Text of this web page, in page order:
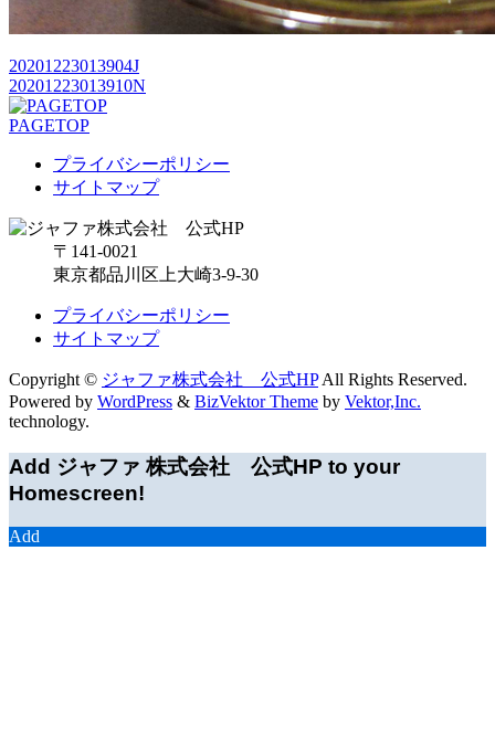
20201223013904J
20201223013910N
PAGETOP
プライバシーポリシー
サイトマップ
〒141-0021
東京都品川区上大崎3-9-30
プライバシーポリシー
サイトマップ
Copyright © ジャファ株式会社 公式HPAll Rights Reserved.
Powered by WordPress & BizVektor Theme by Vektor,Inc.
technology.
Add ジャファ 株式会社 公式HP to your
Homescreen!
Add